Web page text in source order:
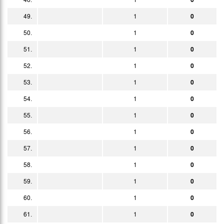
49.
1
0
50.
1
0
51.
1
0
52.
1
0
53.
1
0
54.
1
0
55.
1
0
56.
1
0
57.
1
0
58.
1
0
59.
1
0
60.
1
0
61.
1
0